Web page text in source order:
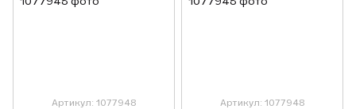
Артикул: 1077948 Артикул: 1077948